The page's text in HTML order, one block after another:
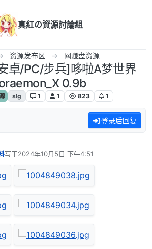
真紅の資源討論組
资源发布区 网赚盘资源
卓/PC/步兵]哆啦A梦世界
0.9b
slg 1 1 823 1
登录后回复
写于2024年10月5日 下午4:51
最后由 编辑